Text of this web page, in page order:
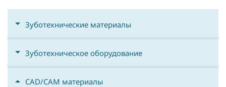
Зуботехнические материалы
Зуботехническое оборудование
CAD/CAM материалы